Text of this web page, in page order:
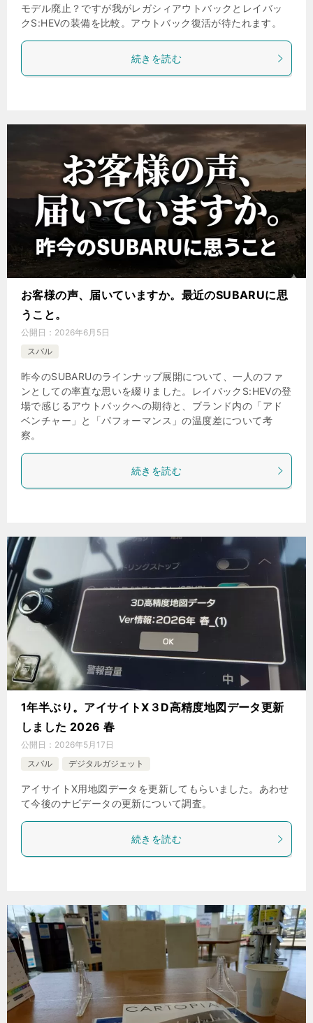
モデル廃止？ですが我がレガシィアウトバックとレイバッ
クS:HEVの装備を比較。アウトバック復活が待たれます。
続きを読む
お客様の声、届いていますか。最近のSUBARUに思
うこと。
公開日： 2026年6月5日
スバル
昨今のSUBARUのラインナップ展開について、一人のファ
ンとしての率直な思いを綴りました。レイバックS:HEVの登
場で感じるアウトバックへの期待と、ブランド内の「アド
ベンチャー」と「パフォーマンス」の温度差について考
察。
続きを読む
1年半ぶり。アイサイトX３D高精度地図データ更新
しました 2026 春
公開日： 2026年5月17日
スバル
デジタルガジェット
アイサイトX用地図データを更新してもらいました。あわせ
て今後のナビデータの更新について調査。
続きを読む